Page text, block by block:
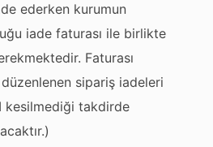
ederken kurumun
iade faturası ile birlikte
Faturası
sipariş iadeleri
kesilmediği takdirde